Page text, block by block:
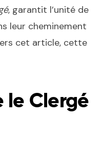
, garantit l’unité de
leur cheminement
cet article, cette
le Clergé